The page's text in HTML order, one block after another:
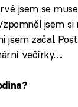
jsem se
jsem
jsem začal.
večírky….